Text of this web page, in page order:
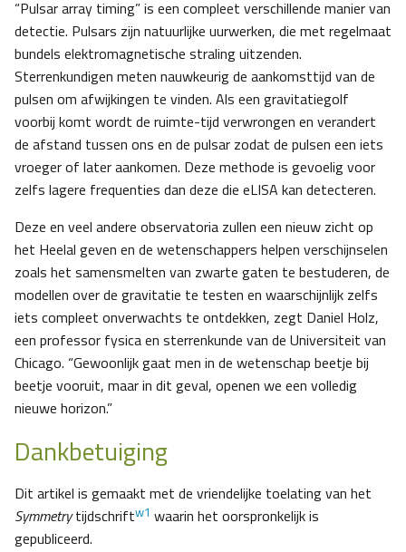
“Pulsar array timing” is een compleet verschillende manier van
detectie. Pulsars zijn natuurlijke uurwerken, die met regelmaat
bundels elektromagnetische straling uitzenden.
Sterrenkundigen meten nauwkeurig de aankomsttijd van de
pulsen om afwijkingen te vinden. Als een gravitatiegolf
voorbij komt wordt de ruimte-tijd verwrongen en verandert
de afstand tussen ons en de pulsar zodat de pulsen een iets
vroeger of later aankomen. Deze methode is gevoelig voor
zelfs lagere frequenties dan deze die eLISA kan detecteren.
Deze en veel andere observatoria zullen een nieuw zicht op
het Heelal geven en de wetenschappers helpen verschijnselen
zoals het samensmelten van zwarte gaten te bestuderen, de
modellen over de gravitatie te testen en waarschijnlijk zelfs
iets compleet onverwachts te ontdekken, zegt Daniel Holz,
een professor fysica en sterrenkunde van de Universiteit van
Chicago. “Gewoonlijk gaat men in de wetenschap beetje bij
beetje vooruit, maar in dit geval, openen we een volledig
nieuwe horizon.”
Dankbetuiging
Dit artikel is gemaakt met de vriendelijke toelating van het
Symmetrytijdschriftw1 waarin het oorspronkelijk is
gepubliceerd.